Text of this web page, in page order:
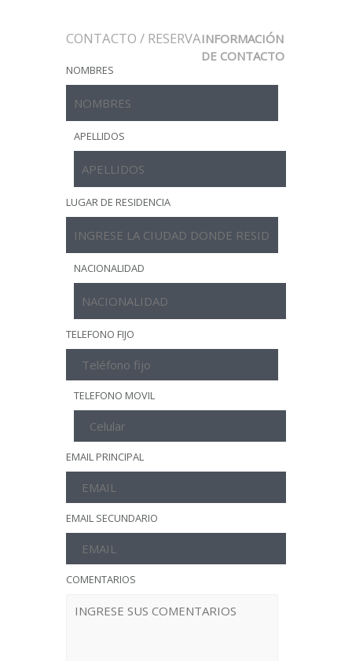
CONTACTO / RESERVAINFORMACIÓN
DE CONTACTO
NOMBRES
APELLIDOS
LUGAR DE RESIDENCIA
NACIONALIDAD
TELEFONO FIJO
TELEFONO MOVIL
EMAIL PRINCIPAL
EMAIL SECUNDARIO
COMENTARIOS